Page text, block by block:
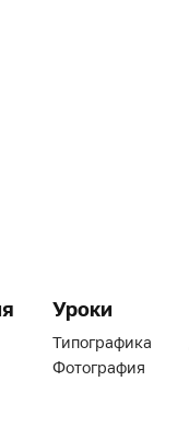
Уроки
Типографика
Фотография